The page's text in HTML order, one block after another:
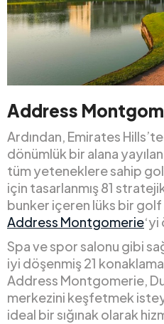
Address
Ardından, Emirates
dönümlük bir alana
tüm yeteneklere sahip
için tasarlanmış 81
bunker içeren lüks bir
Address Montgomerie
Spa ve spor salonu gibi
iyi döşenmiş 21
Address Montgomerie,
merkezini keşfetmek
ideal bir sığınak olarak